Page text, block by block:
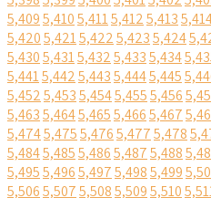
5,4095,4105,4115,4125,413
5,4205,4215,4225,4235,424
5,4305,4315,4325,4335,434
5,4415,4425,4435,4445,445
5,4525,4535,4545,4555,456
5,4635,4645,4655,4665,467
5,4745,4755,4765,4775,478
5,4845,4855,4865,4875,488
5,4955,4965,4975,4985,499
5,5065,5075,5085,5095,510